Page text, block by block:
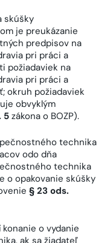
skúšky
je preukázanie
predpisov na
pri práci a
požiadaviek na
pri práci a
okruh požiadaviek
obvyklým
5zákona o BOZP).
technika
odo dňa
technika
o opakovanie skúšky
§ 23 ods.
o vydanie